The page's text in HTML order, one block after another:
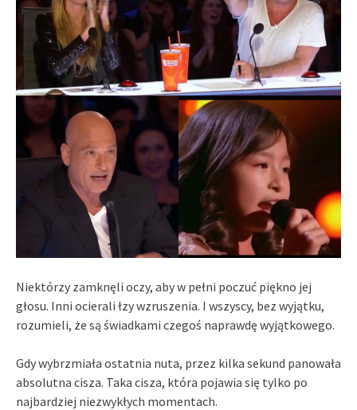
Niektórzy zamknęli oczy, aby w pełni poczuć piękno jej
głosu. Inni ocierali łzy wzruszenia. I wszyscy, bez wyjątku,
rozumieli, że są świadkami czegoś naprawdę wyjątkowego.
Gdy wybrzmiała ostatnia nuta, przez kilka sekund panowała
absolutna cisza. Taka cisza, która pojawia się tylko po
najbardziej niezwykłych momentach.